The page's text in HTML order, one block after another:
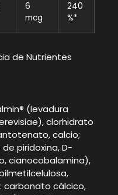
6
mcg
240
%*
de Nutrientes
(levadura
clorhidrato
calcio;
piridoxina, D-
cianocobalamina),
carbonato cálcico,